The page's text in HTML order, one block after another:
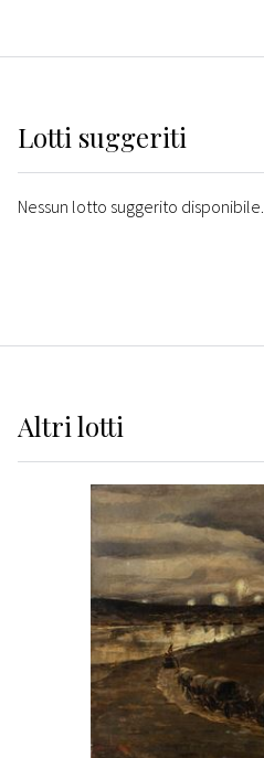
Lotti suggeriti
Nessun lotto suggerito disponibile.
Altrilotti